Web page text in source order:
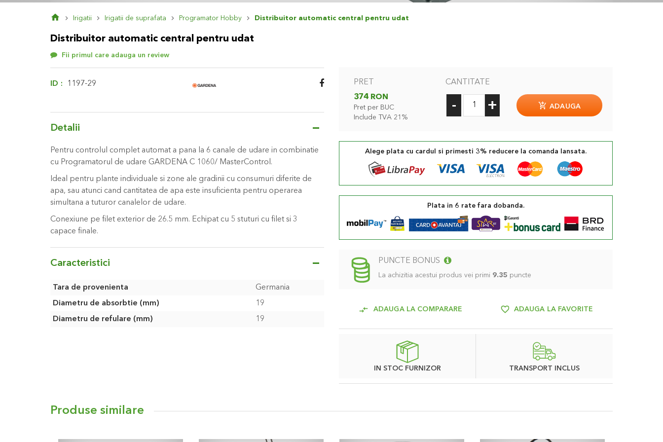
Irigatii Irigatii de suprafata Programator Hobby Distribuitor automatic central pentru udat
Distribuitor automatic central pentru udat
Fii primul care adauga un review
PRET
374 RON
Pret per BUC
Include TVA 21%
CANTITATE
- + ADAUGA
Alege plata cu cardul si primesti 3% reducere la comanda lansata.
Plata in 6 rate fara dobanda.
PUNCTE BONUS
La achizitia acestui produs vei primi 9.35 puncte
ADAUGA LA COMPARARE ADAUGA LA FAVORITE
IN STOC FURNIZOR TRANSPORT INCLUS
ID 1197-29
Detalii
Pentru controlul complet automat a pana la 6 canale de udare in combinatie
cu Programatorul de udare GARDENA C 1060/ MasterControl.
Ideal pentru plante individuale si zone ale gradinii cu consumuri diferite de
apa, sau atunci cand cantitatea de apa este insuficienta pentru operarea
simultana a tuturor canalelor de udare.
Conexiune pe filet exterior de 26.5 mm. Echipat cu 5 stuturi cu filet si 3
capace finale.
Caracteristici
Caracteristici
Tara de provenienta
Germania
Diametru de absorbtie (mm)
19
Diametru de refulare (mm)
19
Produse similare